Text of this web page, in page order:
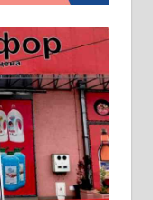
и
28-058
са Б